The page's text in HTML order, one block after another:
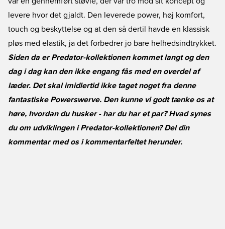
levere hvor det gjaldt. Den leverede power, høj komfort,
touch og beskyttelse og at den så dertil havde en klassisk
pløs med elastik, ja det forbedrer jo bare helhedsindtrykket.
Siden da er Predator-kollektionen kommet langt og den
dag i dag kan den ikke engang fås med en overdel af
læder. Det skal imidlertid ikke taget noget fra denne
fantastiske Powerswerve. Den kunne vi godt tænke os at
høre, hvordan du husker - har du har et par? Hvad synes
du om udviklingen i Predator-kollektionen? Del din
kommentar med os i kommentarfeltet herunder.